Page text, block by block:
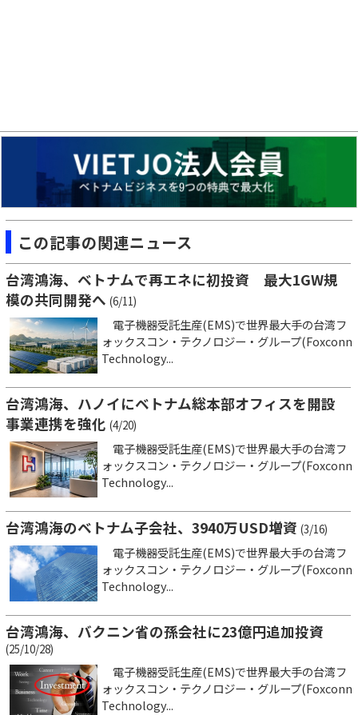
この記事の関連ニュース
台湾鴻海、ベトナムで再エネに初投資 最大1GW規
模の共同開発へ (6/11)
電子機器受託生産(EMS)で世界最大手の台湾フ
ォックスコン・テクノロジー・グループ(Foxconn
Technology...
台湾鴻海、ハノイにベトナム総本部オフィスを開設
事業連携を強化 (4/20)
電子機器受託生産(EMS)で世界最大手の台湾フ
ォックスコン・テクノロジー・グループ(Foxconn
Technology...
台湾鴻海のベトナム子会社、3940万USD増資 (3/16)
電子機器受託生産(EMS)で世界最大手の台湾フ
ォックスコン・テクノロジー・グループ(Foxconn
Technology...
台湾鴻海、バクニン省の孫会社に23億円追加投資
(25/10/28)
電子機器受託生産(EMS)で世界最大手の台湾フ
ォックスコン・テクノロジー・グループ(Foxconn
Technology...